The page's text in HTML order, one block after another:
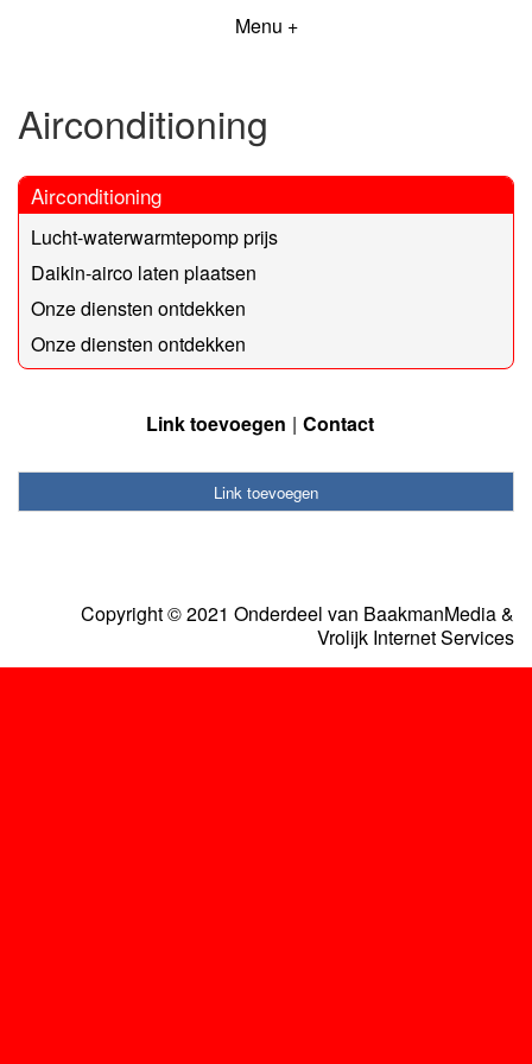
Menu +
Airconditioning
Airconditioning
Lucht-waterwarmtepomp prijs
Daikin-airco laten plaatsen
Onze diensten ontdekken
Onze diensten ontdekken
Link toevoegen Contact
Link toevoegen
Copyright © 2021 Onderdeel van BaakmanMedia&
Vrolijk Internet Services